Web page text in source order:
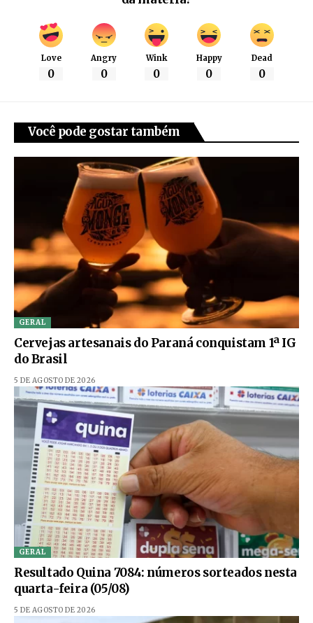
Love
0
Angry
0
Wink
0
Happy
0
Dead
0
Você pode gostar também
GERAL
Cervejas artesanais do Paraná conquistam 1ª IG
do Brasil
5 DE AGOSTO DE 2026
GERAL
Resultado Quina 7084: números sorteados nesta
quarta-feira (05/08)
5 DE AGOSTO DE 2026